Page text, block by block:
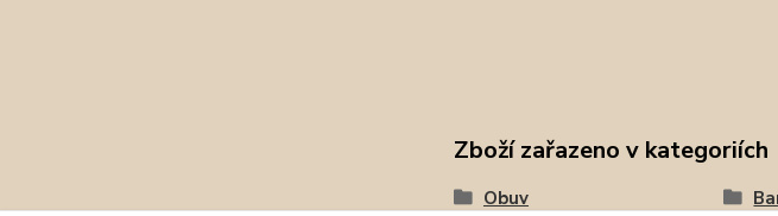
Zboží zařazeno v kategoriích
Obuv